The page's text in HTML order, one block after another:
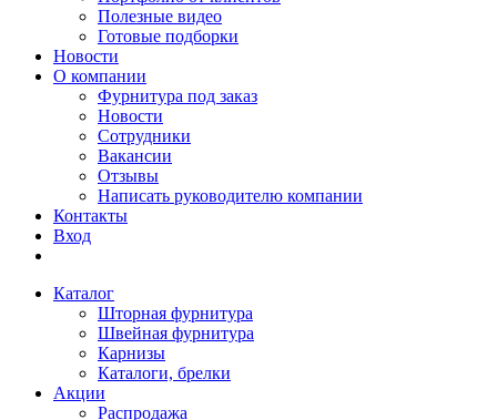
Полезные видео
Готовые подборки
Новости
О компании
Фурнитура под заказ
Новости
Сотрудники
Вакансии
Отзывы
Написать руководителю компании
Контакты
Вход
Каталог
Шторная фурнитура
Швейная фурнитура
Карнизы
Каталоги, брелки
Акции
Распродажа